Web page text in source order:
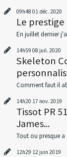
09h48 01 déc. 2020
Le
En juillet dernier
14h59 08 juil. 2020
Skeleton
Comment faut il
14h20 17 nov. 2019
Tissot PR
James...
Tout ou presque a
12h29 12 juin 2019